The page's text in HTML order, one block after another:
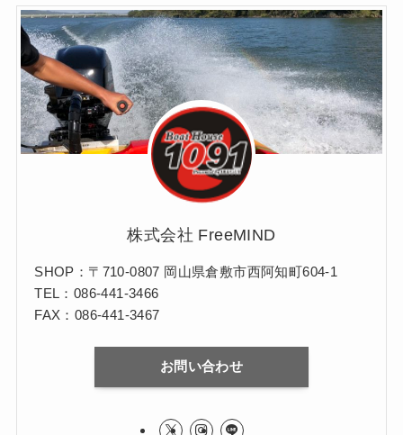
株式会社 FreeMIND
SHOP：〒710-0807 岡山県倉敷市西阿知町604-1
TEL：086-441-3466
FAX：086-441-3467
お問い合わせ